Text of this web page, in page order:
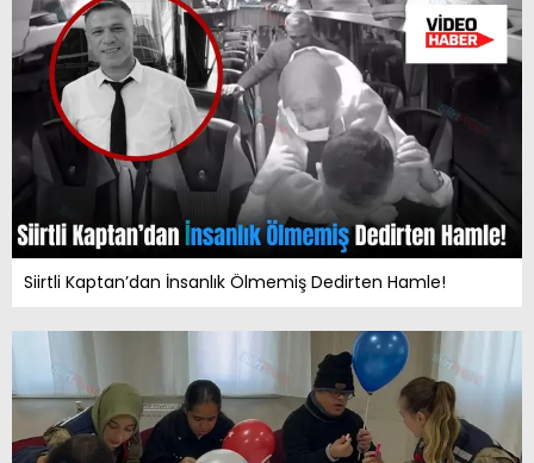
Siirtli Kaptan’dan İnsanlık Ölmemiş Dedirten Hamle!